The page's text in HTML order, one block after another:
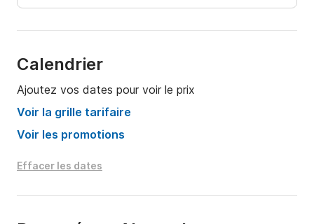
Calendrier
Ajoutez vos dates pour voir le prix
Voir la grille tarifaire
Voir les promotions
Effacer les dates